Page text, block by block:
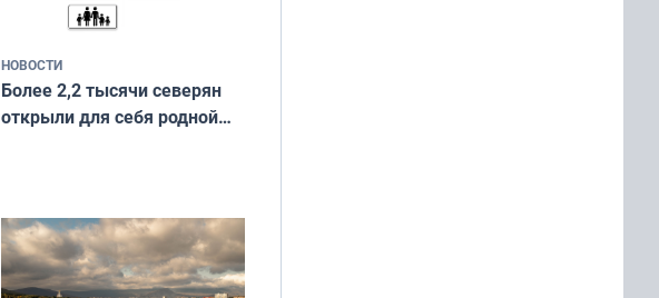
НОВОСТИ
Более 2,2 тысячи северян
открыли для себя родной